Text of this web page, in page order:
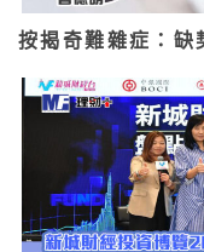
按揭奇難雜症：缺